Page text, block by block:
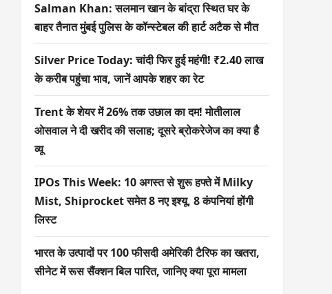
Salman Khan: सलमान खान के बांद्रा स्थित घर के
बाहर तैनात मुंबई पुलिस के कॉन्स्टेबल की हार्ट अटैक से मौत
Silver Price Today: चांदी फिर हुई महंगी! ₹2.40 लाख
के करीब पहुंचा भाव, जानें आपके शहर का रेट
Trent के शेयर में 26% तक उछाल का दम! मोतीलाल
ओसवाल ने दी खरीद की सलाह; दूसरे ब्रोकरेजेज का क्या है
व्यू
IPOs This Week: 10 अगस्त से शुरू हफ्ते में Milky
Mist, Shiprocket समेत 8 नए इश्यू, 8 कंपनियां होंगी
लिस्ट
भारत के उत्पादों पर 100 फीसदी अमेरिकी टैरिफ का खतरा,
सीनेट में रूस सैंक्शन बिल पारित, जानिए क्या पूरा मामला